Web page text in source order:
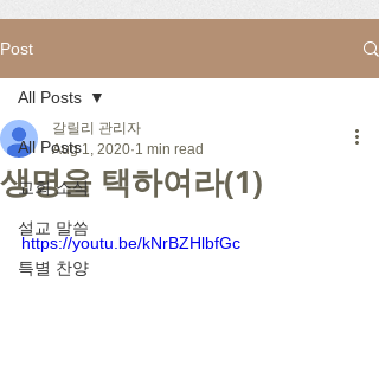
Post
All Posts
교회 소식
설교 말씀
특별 찬양
All Posts
생명을 택하여라(1)
갈릴리 관리자
Aug 1, 2020 1 min read
https://youtu.be/kNrBZHlbfGc